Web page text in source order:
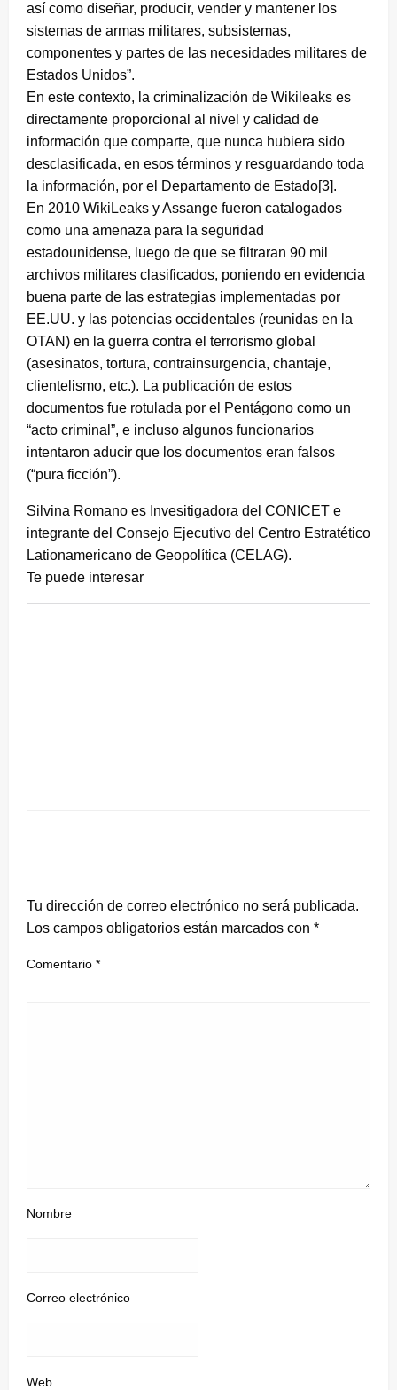
así como diseñar, producir, vender y mantener los
sistemas de armas militares, subsistemas,
componentes y partes de las necesidades militares de
Estados Unidos”.
En este contexto, la criminalización de Wikileaks es
directamente proporcional al nivel y calidad de
información que comparte, que nunca hubiera sido
desclasificada, en esos términos y resguardando toda
la información, por el Departamento de Estado[3].
En 2010 WikiLeaks y Assange fueron catalogados
como una amenaza para la seguridad
estadounidense, luego de que se filtraran 90 mil
archivos militares clasificados, poniendo en evidencia
buena parte de las estrategias implementadas por
EE.UU. y las potencias occidentales (reunidas en la
OTAN) en la guerra contra el terrorismo global
(asesinatos, tortura, contrainsurgencia, chantaje,
clientelismo, etc.). La publicación de estos
documentos fue rotulada por el Pentágono como un
“acto criminal”, e incluso algunos funcionarios
intentaron aducir que los documentos eran falsos
(“pura ficción”).
Silvina Romano es Invesitigadora del CONICET e
integrante del Consejo Ejecutivo del Centro Estratético
Lationamericano de Geopolítica (CELAG).
Te puede interesar
Tu dirección de correo electrónico no será publicada.
Los campos obligatorios están marcados con *
Comentario *
Nombre
Correo electrónico
Web